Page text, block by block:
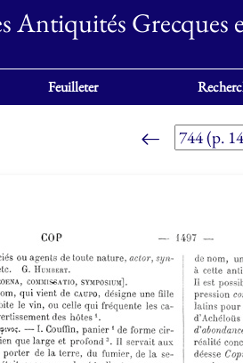
Antiquités Grecques
Feuilleter